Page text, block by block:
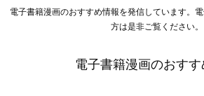
電子書籍漫画のおすすめ情報を発信しています。
方は是非ご覧ください。
電子書籍漫画のおすす